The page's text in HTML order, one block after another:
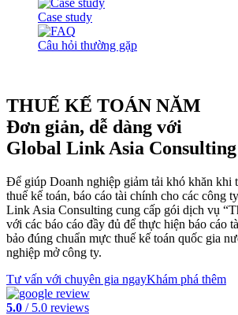
Case study
Câu hỏi thường gặp
THUẾ KẾ TOÁN NĂM
Đơn giản, dễ dàng với
Global Link Asia Consulting
Để giúp Doanh nghiệp giảm tải khó khăn khi
thuế kế toán, báo cáo tài chính cho các công
Link Asia Consulting cung cấp gói dịch vụ
với các báo cáo đầy đủ để thực hiện báo cáo
bảo đúng chuẩn mực thuế kế toán quốc gia
nghiệp mở công ty.
Tư vấn với chuyên gia ngayKhám phá thêm
5.0 / 5.0 reviews